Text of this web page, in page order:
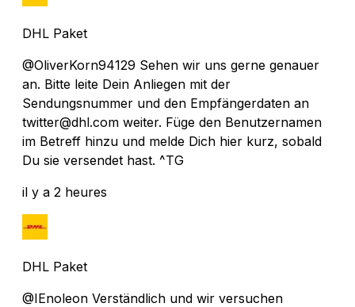
DHL Paket
@OliverKorn94129 Sehen wir uns gerne genauer
an. Bitte leite Dein Anliegen mit der
Sendungsnummer und den Empfängerdaten an
twitter@dhl.com weiter. Füge den Benutzernamen
im Betreff hinzu und melde Dich hier kurz, sobald
Du sie versendet hast. ^TG
il y a 2 heures
DHL Paket
@IEnoleon Verständlich und wir versuchen